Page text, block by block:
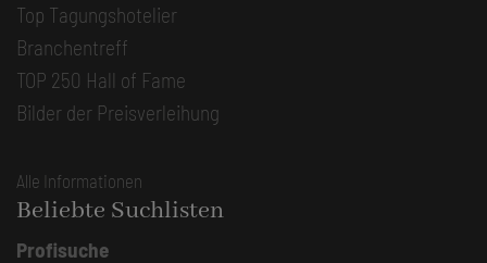
Top Tagungshotelier
Branchentreff
TOP 250 Hall of Fame
Bilder der Preisverleihung
Alle Informationen
Beliebte Suchlisten
Profisuche